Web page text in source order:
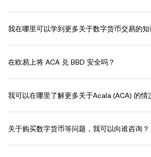
我在哪里可以学到更多关于数字货币交易的知
在欧易上将 ACA 兑 BBD 安全吗？
我可以在哪里了解更多关于Acala (ACA) 的情
关于购买数字货币等问题，我可以向谁咨询？